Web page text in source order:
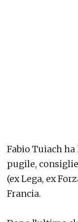
Fabio Tuiach ha
pugile,
(ex Lega, ex
Francia.